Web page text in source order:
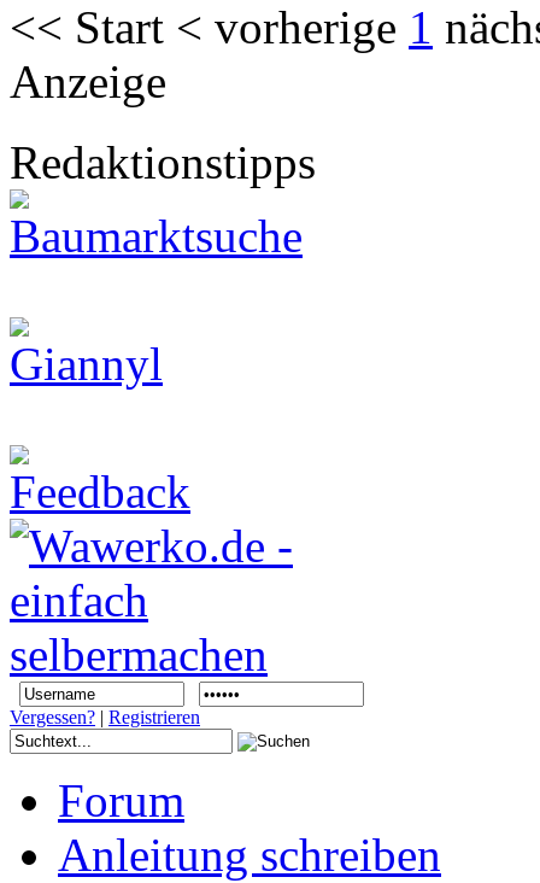
<< Start < vorherige 1
Anzeige
Redaktionstipps
Vergessen? | Registrieren
Forum
Anleitung schreiben